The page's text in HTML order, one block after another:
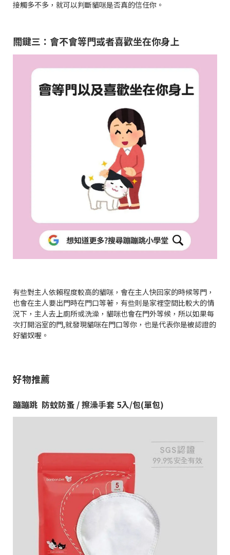
接觸多不多，就可以判斷貓咪是否真的信任你。
關鍵三：會不會等門或者喜歡坐在你身上
有些對主人依賴程度較高的貓咪，會在主人快回家的時候等門，
也會在主人要出門時在門口等著，有些則是家裡空間比較大的情
況下，主人去上廁所或洗澡，貓咪也會在門外等候，所以如果每
次打開浴室的門,就發現貓咪在門口等你，也是代表你是被認證的
好貓奴喔。
好物推薦
蹦蹦跳 防蚊防蚤 / 擦澡手套 5入/包(單包)